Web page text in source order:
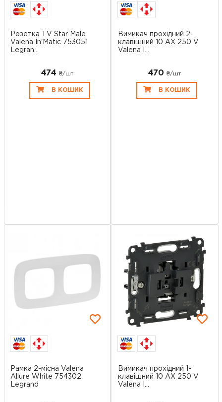
Розетка TV Star Male
Valena In'Matic 753051
Legran...
474 ₴/шт
В КОШИК
Вимикач прохідний 2-
клавішний 10 AX 250 V
Valena I...
470 ₴/шт
В КОШИК
Рамка 2-місна Valena
Allure White 754302
Legrand
Вимикач прохідний 1-
клавішний 10 AX 250 V
Valena I...